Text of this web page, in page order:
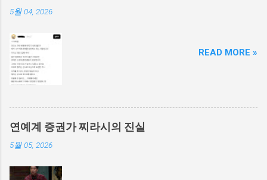
5월 04, 2026
READ MORE »
연예계 증권가 찌라시의 진실
5월 05, 2026